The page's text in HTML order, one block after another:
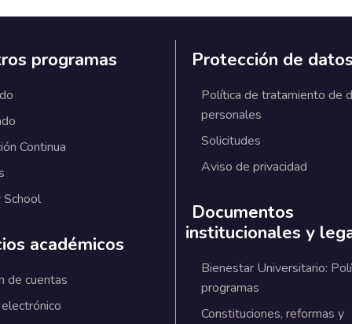
programas
Continua
académicos
de cuentas
Protección de
Política de tratamiento de
personales
Solicitudes
Aviso de privacidad
Documentos
institucionales y
Bienestar Universitario:
programas
Constituciones, reformas y